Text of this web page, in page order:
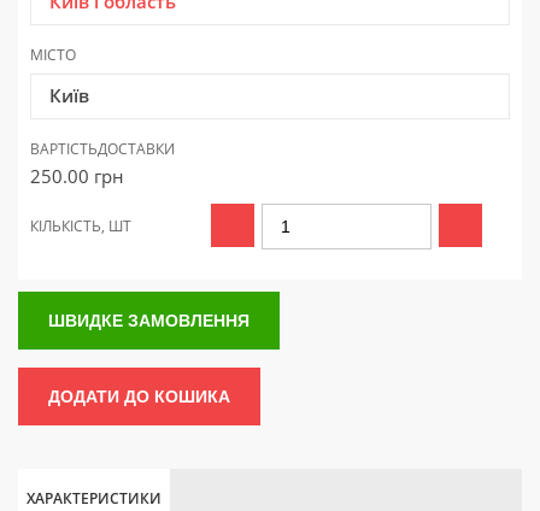
МІСТО
Київ
ВАРТІСТЬДОСТАВКИ
250.00 грн
КІЛЬКІСТЬ, ШТ
ШВИДКЕ ЗАМОВЛЕННЯ
ДОДАТИ ДО КОШИКА
ХАРАКТЕРИСТИКИ